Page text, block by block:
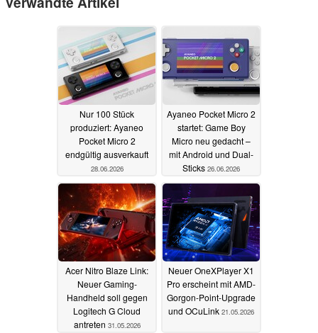
Nur 100 Stück
produziert: Ayaneo
Pocket Micro 2
endgültig ausverkauft
28.06.2026
Ayaneo Pocket Micro 2
startet: Game Boy
Micro neu gedacht –
mit Android und Dual-
Sticks 26.06.2026
Acer Nitro Blaze Link:
Neuer Gaming-
Handheld soll gegen
Logitech G Cloud
antreten 31.05.2026
Neuer OneXPlayer X1
Pro erscheint mit AMD-
Gorgon-Point-Upgrade
und OCuLink 21.05.2026